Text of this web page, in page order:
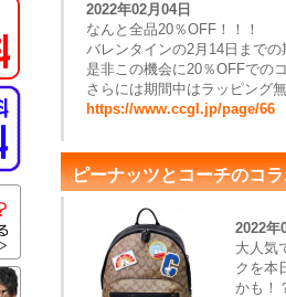
2022年02月04日
なんと全品20％OFF！！！
バレンタインの2月14日までの
是非この機会に20％OFFでの
さらには期間中はラッピング
https://www.ccgl.jp/page/66
ピーナッツとコーチのコ
2022年
大人気
クを本
かも！